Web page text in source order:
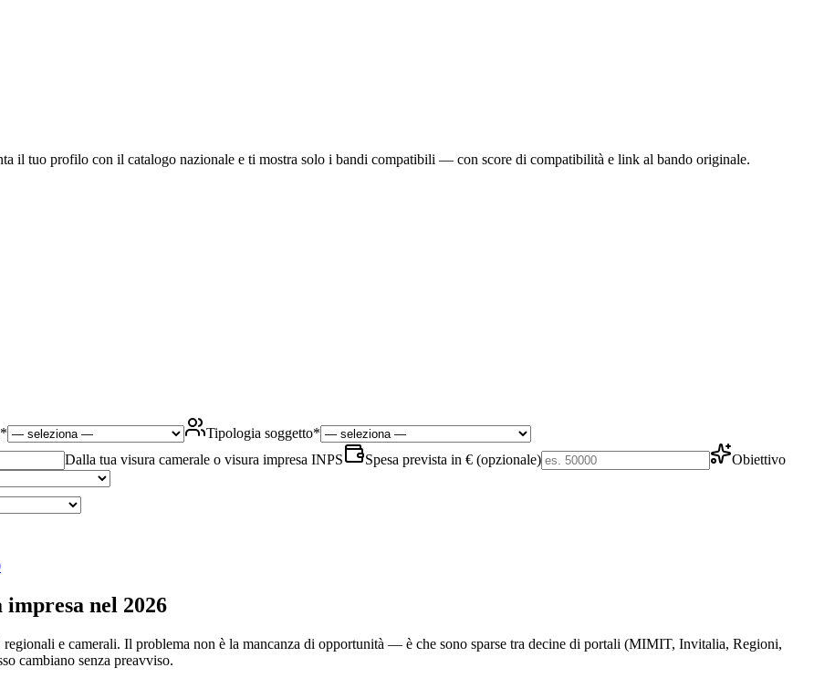
il tuo profilo con il catalogo nazionale e ti mostra solo i bandi compatibili — con score di compatibilità e link al bando originale.
* Tipologia soggetto*
Dalla tua visura camerale o visura impresa INPS Spesa prevista in € (opzionale)
Obiettivo
nel 2026
e camerali. Il problema non è la mancanza di opportunità — è che sono sparse tra decine di portali (MIMIT, Invitalia, Regioni,
cambiano senza preavviso.